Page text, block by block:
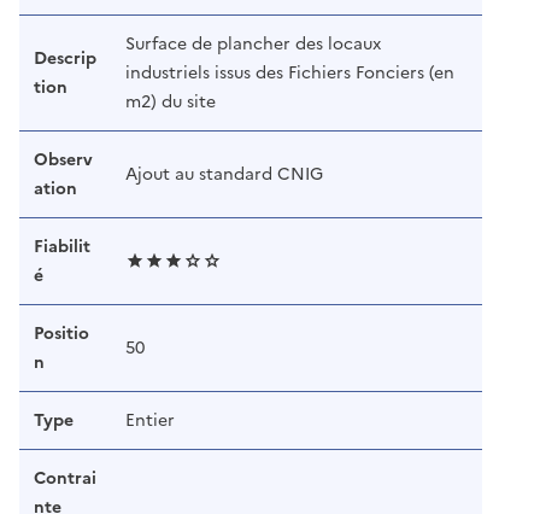
Descrip
tion
Surface de plancher des locaux
industriels issus des Fichiers Fonciers (en
m2) du site
Observ
ation
Ajout au standard CNIG
Fiabilit
é
Positio
n
50
Type Entier
Contrai
nte